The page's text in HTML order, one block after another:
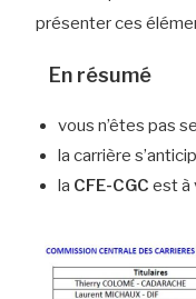
présenter ces
En résumé
vous n’êtes pas
la carrière
la CFE-CGC est à